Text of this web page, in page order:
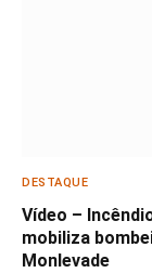
DESTAQUE
Vídeo –
mobiliza
Monlevade